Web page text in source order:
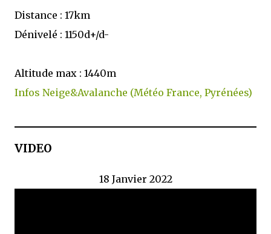
Distance : 17km
Dénivelé : 1150d+/d-
Altitude max : 1440m
Infos Neige&Avalanche (Météo France, Pyrénées)
VIDEO
18 Janvier 2022